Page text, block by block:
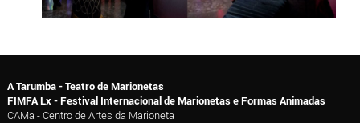
A Tarumba - Teatro de Marionetas
FIMFA Lx - Festival Internacional de Marionetas e Formas Animadas
CAMa - Centro de Artes da Marioneta